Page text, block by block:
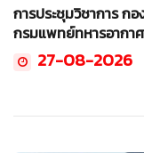
การประชุมวิชาการ ก
กรมแพทย์ทหารอากา
27-08-2026